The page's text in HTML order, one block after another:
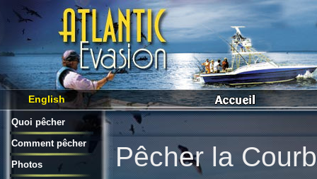
English
Quoi pêcher
Comment pêcher
Photos
Pêcher la